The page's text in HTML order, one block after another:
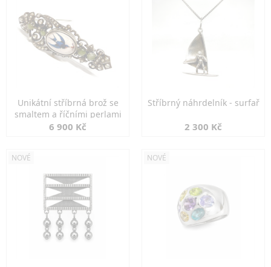
Unikátní stříbrná brož se
smaltem a říčními perlami
6 900 Kč
Stříbrný náhrdelník - surfař
2 300 Kč
NOVÉ NOVÉ